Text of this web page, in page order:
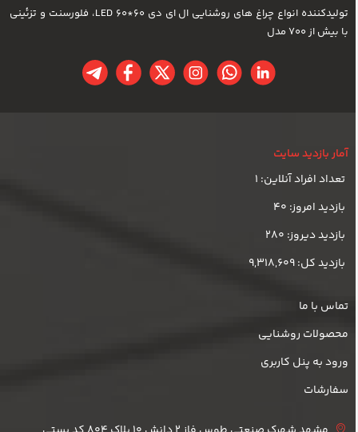
تولیدکننده انواع چراغ های روشنایی ال ای دی LED 60*60، فلورسنت و تزئینی
با بیش از 700 مدل
آمار بازدید سایت
تعداد افراد آنلاین: 1
بازدید امروز: 40
بازدید دیروز: 280
بازدید کل: 9,318,609
تماس با ما
محصولات روشنایی
ورود به پنل کاربری
سفارشات